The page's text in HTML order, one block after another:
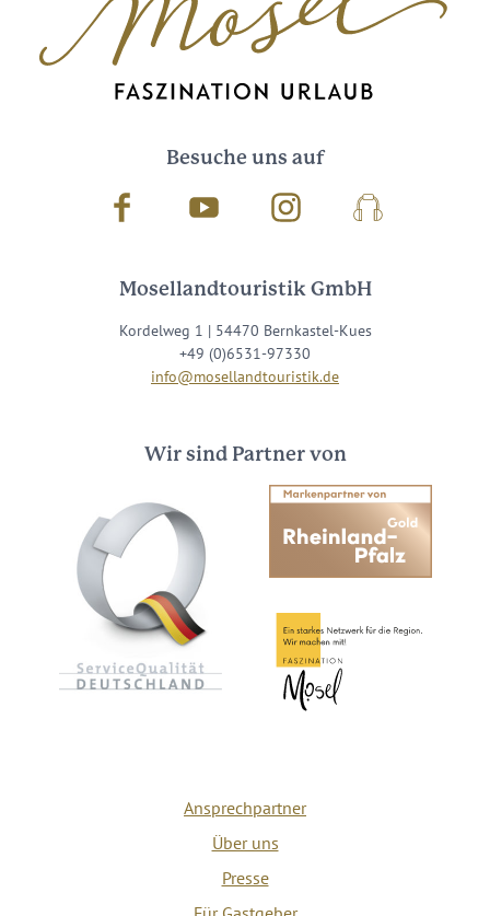
Besuche uns auf
Facebook Youtube InstagramPodcast
Mosellandtouristik GmbH
Kordelweg 1 | 54470 Bernkastel-Kues
+49 (0)6531-97330
info@mosellandtouristik.de
Wir sind Partner von
Ansprechpartner
Über uns
Presse